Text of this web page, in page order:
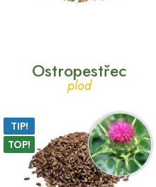
Ostropestřec
plod
TIP!
TOP!